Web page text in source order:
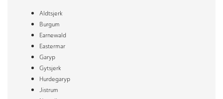
Aldtsjerk
Burgum
Earnewald
Eastermar
Garyp
Gytsjerk
Hurdegaryp
Jistrum